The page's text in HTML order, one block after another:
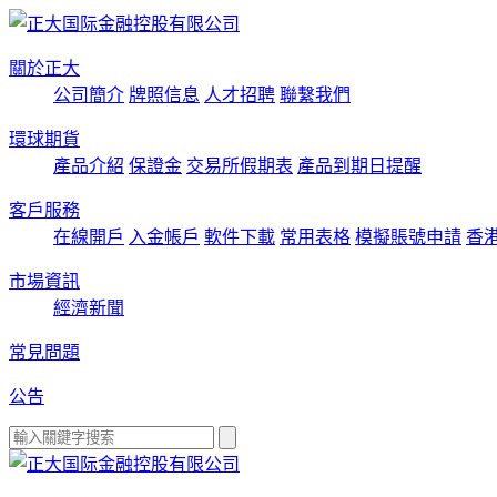
關於正大
公司簡介 牌照信息 人才招聘 聯繫我們
環球期貨
產品介紹 保證金 交易所假期表 產品到期日提醒
客戶服務
在線開戶 入金帳戶 軟件下載 常用表格 模擬賬號申請 香
市場資訊
經濟新聞
常見問題
公告